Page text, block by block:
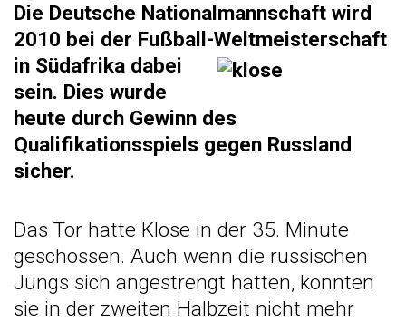
Die Deutsche Nationalmannschaft wird
2010 bei der Fußball-Weltmeisterschaft
in Südafrika dabei
sein. Dies wurde
heute durch Gewinn des
Qualifikationsspiels gegen Russland
sicher.
Das Tor hatte Klose in der 35. Minute
geschossen. Auch wenn die russischen
Jungs sich angestrengt hatten, konnten
sie in der zweiten Halbzeit nicht mehr